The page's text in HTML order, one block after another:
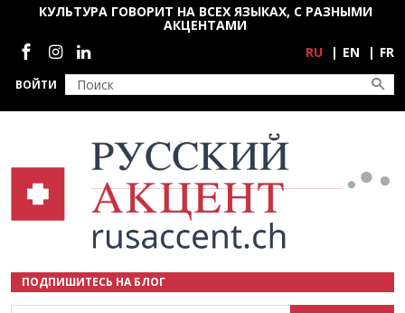
Перейти к основному содержанию
ВОЙТИ
КУЛЬТУРА ГОВОРИТ НА ВСЕХ ЯЗЫКАХ, С РАЗНЫМИ
АКЦЕНТАМИ
Социальные сети
RU EN FR
ПОДПИШИТЕСЬ НА БЛОГ